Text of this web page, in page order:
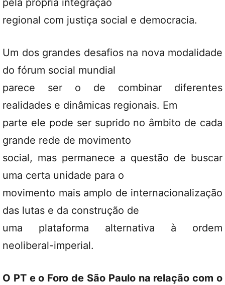
regional com justiça social e democracia.
Um dos grandes desafios na nova modalidade
do fórum social mundial
parece ser o de combinar diferentes
realidades e dinâmicas regionais. Em
parte ele pode ser suprido no âmbito de cada
grande rede de movimento
social, mas permanece a questão de buscar
uma certa unidade para o
movimento mais amplo de internacionalização
das lutas e da construção de
uma plataforma alternativa à ordem
neoliberal-imperial.
O PT e o Foro de São Paulo na relação com o